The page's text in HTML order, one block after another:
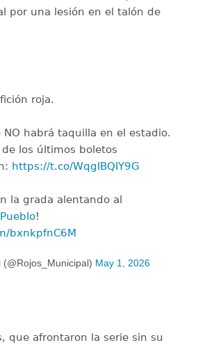
por una lesión en el talón de
roja.
NO habrá taquilla en el estadio.
de los últimos boletos
https://t.co/WqgIBQIY9G
la grada alentando al
!
bxnkpfnC6M
May 1, 2026
que afrontaron la serie sin su